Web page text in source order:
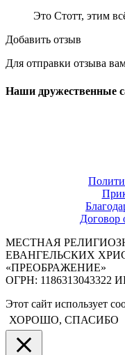
Это Стотт, этим
Добавить отзыв
Для отправки отзыва
Наши дружественные
Договор
МЕСТНАЯ
ЕВАНГЕЛЬСКИХ
«ПРЕОБРАЖЕНИЕ»
ОГРН: 1186313043322
Этот сайт использует
ХОРОШО, СПАСИБО